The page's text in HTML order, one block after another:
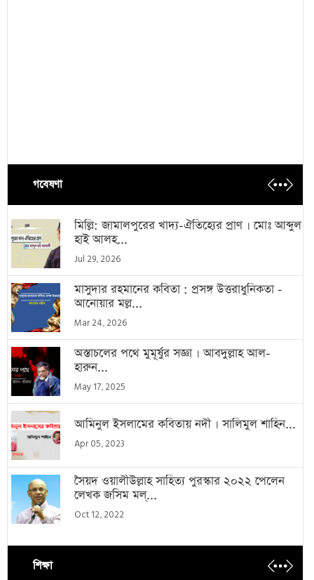
গবেষণা
মিল্লি: জামালপুরের খাদ্য-ঐতিহ্যের প্রাণ । মোঃ আব্দুল
হাই আলহ...
Jul 29, 2026
মাসুদার রহমানের কবিতা : প্রসঙ্গ উত্তরাধুনিকতা -
আনোয়ার মল্ল...
Mar 24, 2026
অস্তাচলের পথে মুমূর্ষুর সজ্ঞা । আবদুল্লাহ আল-
হারুন...
May 17, 2025
আমিনুল ইসলামের কবিতায় নদী । সালিমুল শাহিন...
Apr 05, 2023
সৈয়দ ওয়ালীউল্লাহ সাহিত্য পুরস্কার ২০২২ পেলেন
লেখক জসিম মল্...
Oct 12, 2022
শিক্ষা